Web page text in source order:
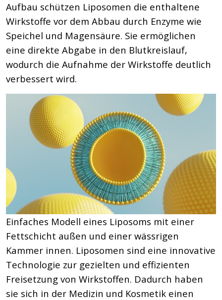
Aufbau schützen Liposomen die enthaltene
Wirkstoffe vor dem Abbau durch Enzyme wie
Speichel und Magensäure. Sie ermöglichen
eine direkte Abgabe in den Blutkreislauf,
wodurch die Aufnahme der Wirkstoffe deutlich
verbessert wird.
Einfaches Modell eines Liposoms mit einer
Fettschicht außen und einer wässrigen
Kammer innen. Liposomen sind eine innovative
Technologie zur gezielten und effizienten
Freisetzung von Wirkstoffen. Dadurch haben
sie sich in der Medizin und Kosmetik einen